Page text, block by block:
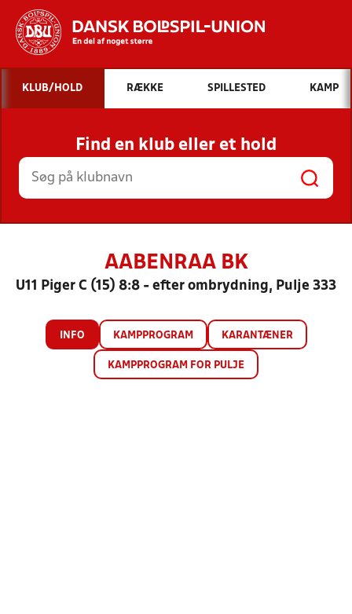
Hvad vil du søge efter?
INDHOLD OG NYHEDER
STILLINGER, RESULTATER, KLUBBER OG
HOLD
KLUB/HOLD RÆKKE SPILLESTED KAMP
Find en klub eller et hold
AABENRAA BK
U11 Piger C (15) 8:8 - efter ombrydning, Pulje 333
INFO KAMPPROGRAM KARANTÆNER
KAMPPROGRAM FOR PULJE